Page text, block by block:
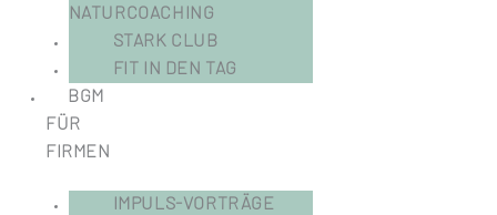
NATURCOACHING
STARK CLUB
FIT IN DEN TAG
BGM
FÜR
FIRMEN
IMPULS-VORTRÄGE